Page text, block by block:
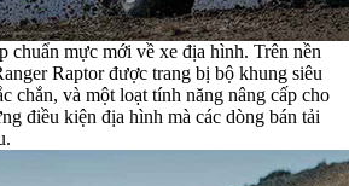
chuẩn mực mới về xe địa hình. Trên nền
Raptor được trang bị bộ khung siêu
chắn, và một loạt tính năng nâng cấp cho
điều kiện địa hình mà các dòng bán tải